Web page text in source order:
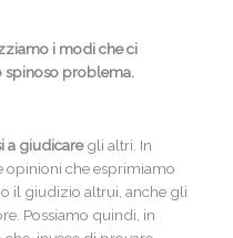
i modi che ci
spinoso problema.
a giudicaregli altri. In
opinioni che esprimiamo
il giudizio altrui, anche gli
Possiamo quindi, in